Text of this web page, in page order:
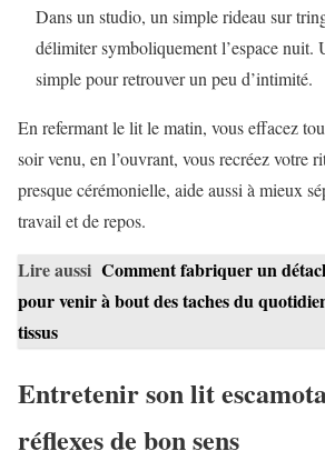
Dans un studio, un simple rideau sur
délimiter symboliquement l’espace nuit.
simple pour retrouver un peu d’intimité.
En refermant le lit le matin, vous effacez
soir venu, en l’ouvrant, vous recréez votre
presque cérémonielle, aide aussi à mieux
travail et de repos.
Lire aussi Comment fabriquer un
pour venir à bout des taches du
tissus
Entretenir son lit
réflexes de bon sens